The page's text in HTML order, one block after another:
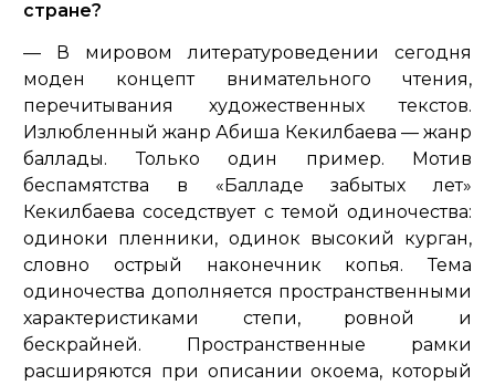
стране?
— В мировом литературоведении сегодня
моден концепт внимательного чтения,
перечитывания художественных текстов.
Излюбленный жанр Абиша Кекилбаева — жанр
баллады. Только один пример. Мотив
беспамятства в «Балладе забытых лет»
Кекилбаева соседствует с темой одиночества:
одиноки пленники, одинок высокий курган,
словно острый наконечник копья. Тема
одиночества дополняется пространственными
характеристиками степи, ровной и
бескрайней. Пространственные рамки
расширяются при описании окоема, который